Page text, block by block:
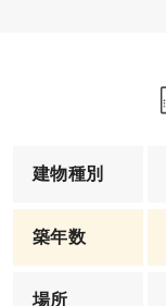
建物種別
築年数
場所